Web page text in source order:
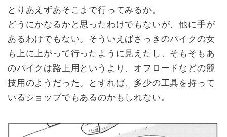
とりあえずあそこまで行ってみるか。
どうにかなるかと思ったわけでもないが、他に手が
あるわけでもない。そういえばさっきのバイクの女
も上に上がって行ったように見えたし、そもそもあ
のバイクは路上用というより、オフロードなどの競
技用のようだった。とすれば、多少の工具を持って
いるショップでもあるのかもしれない。